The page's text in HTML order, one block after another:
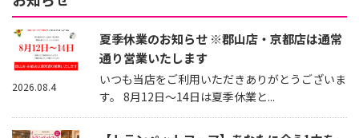
夏季休業のお知らせ ※郡山店・京都店は通常
通り営業いたします
いつも当店をご利用いただきありがとうございま
す。 8月12日～14日は夏季休業と...
2026.08.4